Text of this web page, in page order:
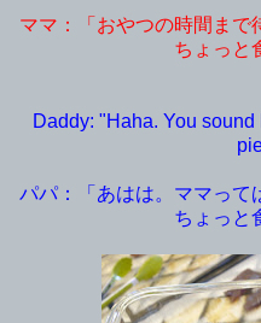
ママ：「おやつの時間まで
ちょっと
Daddy: "Haha. You
パパ：「あはは。ママって
ちょっと